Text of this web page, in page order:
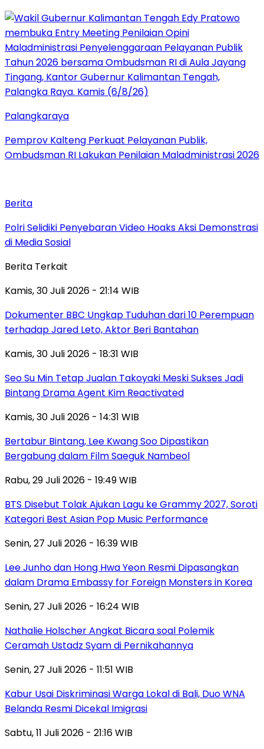
Palangkaraya
Pemprov Kalteng Perkuat Pelayanan Publik,
Ombudsman RI Lakukan Penilaian Maladministrasi 2026
Berita
Polri Selidiki Penyebaran Video Hoaks Aksi Demonstrasi
di Media Sosial
Berita Terkait
Kamis, 30 Juli 2026 - 21:14 WIB
Dokumenter BBC Ungkap Tuduhan dari 10 Perempuan
terhadap Jared Leto, Aktor Beri Bantahan
Kamis, 30 Juli 2026 - 18:31 WIB
Seo Su Min Tetap Jualan Takoyaki Meski Sukses Jadi
Bintang Drama Agent Kim Reactivated
Kamis, 30 Juli 2026 - 14:31 WIB
Bertabur Bintang, Lee Kwang Soo Dipastikan
Bergabung dalam Film Saeguk Nambeol
Rabu, 29 Juli 2026 - 19:49 WIB
BTS Disebut Tolak Ajukan Lagu ke Grammy 2027, Soroti
Kategori Best Asian Pop Music Performance
Senin, 27 Juli 2026 - 16:39 WIB
Lee Junho dan Hong Hwa Yeon Resmi Dipasangkan
dalam Drama Embassy for Foreign Monsters in Korea
Senin, 27 Juli 2026 - 16:24 WIB
Nathalie Holscher Angkat Bicara soal Polemik
Ceramah Ustadz Syam di Pernikahannya
Senin, 27 Juli 2026 - 11:51 WIB
Kabur Usai Diskriminasi Warga Lokal di Bali, Duo WNA
Belanda Resmi Dicekal Imigrasi
Sabtu, 11 Juli 2026 - 21:16 WIB